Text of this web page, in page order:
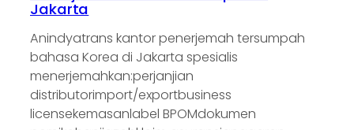
Jakarta
Anindyatrans kantor penerjemah tersumpah
bahasa Korea di Jakarta spesialis
menerjemahkan:perjanjian
distributorimport/exportbusiness
licensekemasanlabel BPOMdokumen